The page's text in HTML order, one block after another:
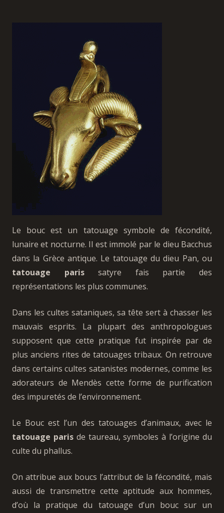
Le bouc est un tatouage symbole de fécondité,
lunaire et nocturne. Il est immolé par le dieu Bacchus
dans la Grèce antique. Le tatouage du dieu Pan, ou
tatouage parissatyre fais partie des
représentations les plus communes.
Dans les cultes sataniques, sa tête sert à chasser les
mauvais esprits. La plupart des anthropologues
supposent que cette pratique fut inspirée par de
plus anciens rites de tatouages tribaux. On retrouve
dans certains cultes satanistes modernes, comme les
adorateurs de Mendès cette forme de purification
des impuretés de l’environnement.
Le Bouc est l’un des tatouages d’animaux, avec le
tatouage parisde taureau, symboles à l’origine du
culte du phallus.
On attribue aux boucs l’attribut de la fécondité, mais
aussi de transmettre cette aptitude aux hommes,
d’où la pratique du tatouage d’un bouc sur un